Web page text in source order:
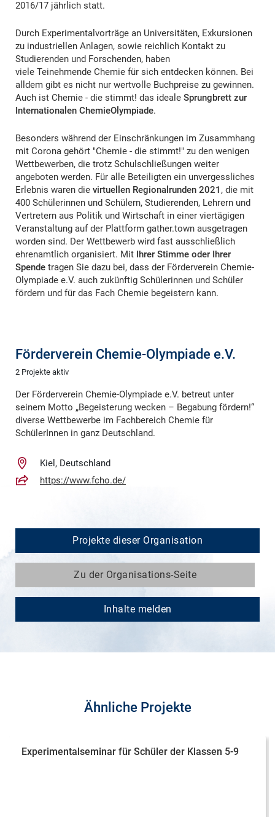
2016/17 jährlich statt.
Durch Experimentalvorträge an Universitäten, Exkursionen
zu industriellen Anlagen, sowie reichlich Kontakt zu
Studierenden und Forschenden, haben
viele Teinehmende Chemie für sich entdecken können. Bei
alldem gibt es nicht nur wertvolle Buchpreise zu gewinnen.
Auch ist Chemie - die stimmt! das ideale Sprungbrett zur
Internationalen ChemieOlympiade.
Besonders während der Einschränkungen im Zusammhang
mit Corona gehört "Chemie - die stimmt!" zu den wenigen
Wettbewerben, die trotz Schulschließungen weiter
angeboten werden. Für alle Beteiligten ein unvergessliches
Erlebnis waren die virtuellen Regionalrunden 2021 , die mit
400 Schülerinnen und Schülern, Studierenden, Lehrern und
Vertretern aus Politik und Wirtschaft in einer viertägigen
Veranstaltung auf der Plattform gather.town ausgetragen
worden sind. Der Wettbewerb wird fast ausschließlich
ehrenamtlich organisiert. Mit Ihrer Stimme oder Ihrer
Spende tragen Sie dazu bei, dass der Förderverein Chemie-
Olympiade e.V. auch zukünftig Schülerinnen und Schüler
fördern und für das Fach Chemie begeistern kann.
Förderverein Chemie-Olympiade e.V.
2 Projekte aktiv
Der Förderverein Chemie-Olympiade e.V. betreut unter
seinem Motto „Begeisterung wecken – Begabung fördern!“
diverse Wettbewerbe im Fachbereich Chemie für
SchülerInnen in ganz Deutschland.
Kiel, Deutschland
https://www.fcho.de/
Projekte dieser Organisation
Zu der Organisations-Seite
Inhalte melden
Ähnliche Projekte
Experimentalseminar für Schüler der Klassen 5-9